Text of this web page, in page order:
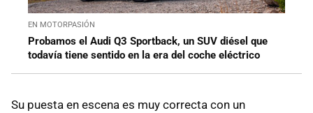
EN MOTORPASIÓN
Probamos el Audi Q3 Sportback, un SUV diésel que
todavía tiene sentido en la era del coche eléctrico
Su puesta en escena es muy correcta con un